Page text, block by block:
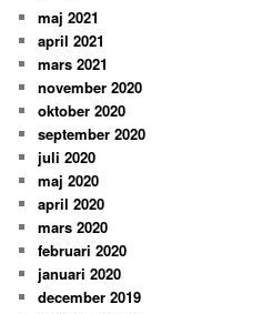
maj 2021
april 2021
mars 2021
november 2020
oktober 2020
september 2020
juli 2020
maj 2020
april 2020
mars 2020
februari 2020
januari 2020
december 2019